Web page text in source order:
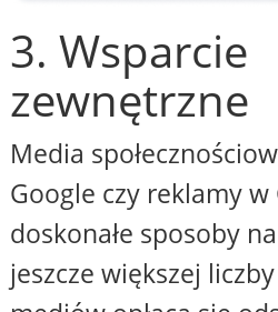
3. Wsparcie
zewnętrzne
Media
Google czy reklamy
doskonałe sposoby
jeszcze większej